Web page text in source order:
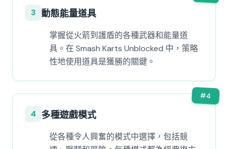
3 動態能量道具
掌握從火箭到護盾的各種武器和能量道
具。在 Smash Karts Unblocked 中，策略
性地使用道具是獲勝的關鍵。
#4
4 多種遊戲模式
從各種令人興奮的模式中選擇，包括競